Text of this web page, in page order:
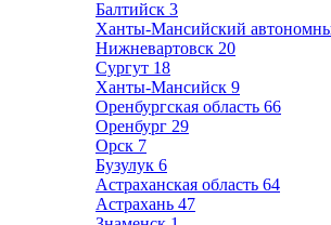
Балтийск 3
Ханты-Мансийский
Нижневартовск 20
Сургут 18
Ханты-Мансийск 9
Оренбургская область 66
Оренбург 29
Орск 7
Бузулук 6
Астраханская область 64
Астрахань 47